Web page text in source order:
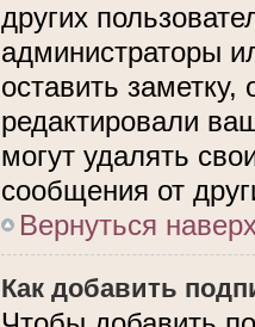
других
администраторы
оставить заметку,
редактировали
могут удалять
сообщения от
Вернуться
Как добавить